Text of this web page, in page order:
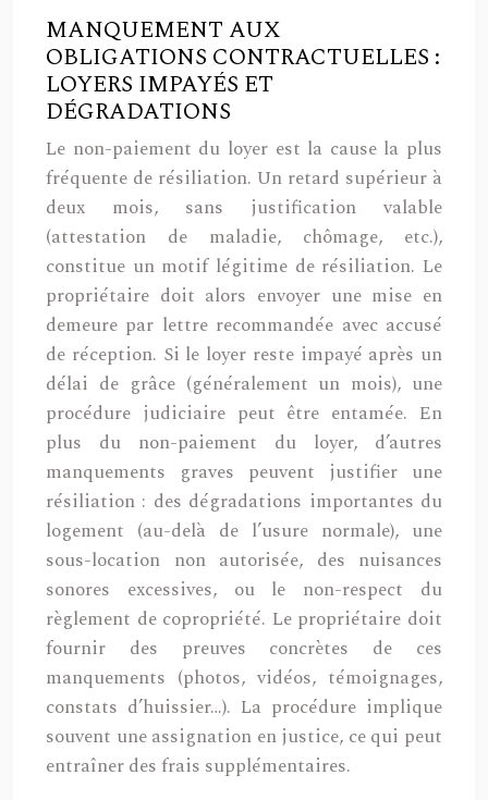
MANQUEMENT AUX
OBLIGATIONS CONTRACTUELLES :
LOYERS IMPAYÉS ET
DÉGRADATIONS
Le non-paiement du loyer est la cause la plus
fréquente de résiliation. Un retard supérieur à
deux mois, sans justification valable
(attestation de maladie, chômage, etc.),
constitue un motif légitime de résiliation. Le
propriétaire doit alors envoyer une mise en
demeure par lettre recommandée avec accusé
de réception. Si le loyer reste impayé après un
délai de grâce (généralement un mois), une
procédure judiciaire peut être entamée. En
plus du non-paiement du loyer, d’autres
manquements graves peuvent justifier une
résiliation : des dégradations importantes du
logement (au-delà de l’usure normale), une
sous-location non autorisée, des nuisances
sonores excessives, ou le non-respect du
règlement de copropriété. Le propriétaire doit
fournir des preuves concrètes de ces
manquements (photos, vidéos, témoignages,
constats d’huissier…). La procédure implique
souvent une assignation en justice, ce qui peut
entraîner des frais supplémentaires.